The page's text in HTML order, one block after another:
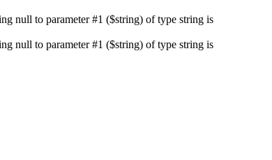
null to parameter #1 ($string) of type string is
null to parameter #1 ($string) of type string is